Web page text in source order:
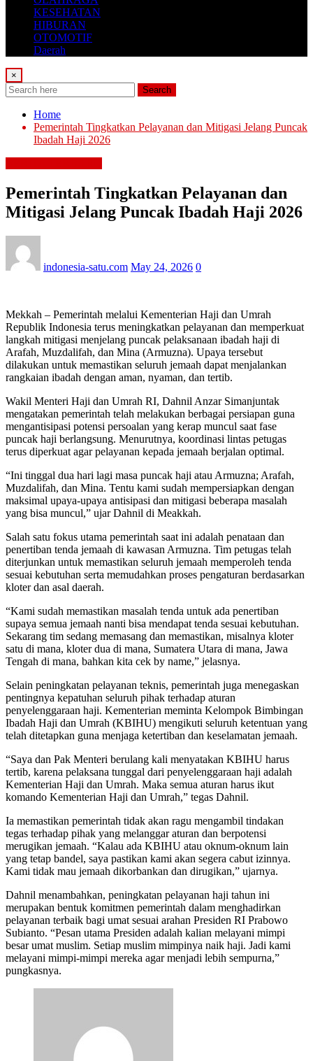
KESEHATAN
HIBURAN
OTOMOTIF
Daerah
×
Search
Home
Pemerintah Tingkatkan Pelayanan dan Mitigasi Jelang Puncak
Ibadah Haji 2026
Pemerintah Tingkatkan Pelayanan dan
Mitigasi Jelang Puncak Ibadah Haji 2026
indonesia-satu.com May 24, 2026 0
Mekkah – Pemerintah melalui Kementerian Haji dan Umrah
Republik Indonesia terus meningkatkan pelayanan dan memperkuat
langkah mitigasi menjelang puncak pelaksanaan ibadah haji di
Arafah, Muzdalifah, dan Mina (Armuzna). Upaya tersebut
dilakukan untuk memastikan seluruh jemaah dapat menjalankan
rangkaian ibadah dengan aman, nyaman, dan tertib.
Wakil Menteri Haji dan Umrah RI, Dahnil Anzar Simanjuntak
mengatakan pemerintah telah melakukan berbagai persiapan guna
mengantisipasi potensi persoalan yang kerap muncul saat fase
puncak haji berlangsung. Menurutnya, koordinasi lintas petugas
terus diperkuat agar pelayanan kepada jemaah berjalan optimal.
“Ini tinggal dua hari lagi masa puncak haji atau Armuzna; Arafah,
Muzdalifah, dan Mina. Tentu kami sudah mempersiapkan dengan
maksimal upaya-upaya antisipasi dan mitigasi beberapa masalah
yang bisa muncul,” ujar Dahnil di Meakkah.
Salah satu fokus utama pemerintah saat ini adalah penataan dan
penertiban tenda jemaah di kawasan Armuzna. Tim petugas telah
diterjunkan untuk memastikan seluruh jemaah memperoleh tenda
sesuai kebutuhan serta memudahkan proses pengaturan berdasarkan
kloter dan asal daerah.
“Kami sudah memastikan masalah tenda untuk ada penertiban
supaya semua jemaah nanti bisa mendapat tenda sesuai kebutuhan.
Sekarang tim sedang memasang dan memastikan, misalnya kloter
satu di mana, kloter dua di mana, Sumatera Utara di mana, Jawa
Tengah di mana, bahkan kita cek by name,” jelasnya.
Selain peningkatan pelayanan teknis, pemerintah juga menegaskan
pentingnya kepatuhan seluruh pihak terhadap aturan
penyelenggaraan haji. Kementerian meminta Kelompok Bimbingan
Ibadah Haji dan Umrah (KBIHU) mengikuti seluruh ketentuan yang
telah ditetapkan guna menjaga ketertiban dan keselamatan jemaah.
“Saya dan Pak Menteri berulang kali menyatakan KBIHU harus
tertib, karena pelaksana tunggal dari penyelenggaraan haji adalah
Kementerian Haji dan Umrah. Maka semua aturan harus ikut
komando Kementerian Haji dan Umrah,” tegas Dahnil.
Ia memastikan pemerintah tidak akan ragu mengambil tindakan
tegas terhadap pihak yang melanggar aturan dan berpotensi
merugikan jemaah. “Kalau ada KBIHU atau oknum-oknum lain
yang tetap bandel, saya pastikan kami akan segera cabut izinnya.
Kami tidak mau jemaah dikorbankan dan dirugikan,” ujarnya.
Dahnil menambahkan, peningkatan pelayanan haji tahun ini
merupakan bentuk komitmen pemerintah dalam menghadirkan
pelayanan terbaik bagi umat sesuai arahan Presiden RI Prabowo
Subianto. “Pesan utama Presiden adalah kalian melayani mimpi
besar umat muslim. Setiap muslim mimpinya naik haji. Jadi kami
melayani mimpi-mimpi mereka agar menjadi lebih sempurna,”
pungkasnya.